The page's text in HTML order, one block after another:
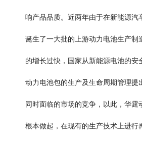
响产品品质。近两年由于在新能源汽
诞生了一大批的上游动力电池生产制
的增长过快，国家从新能源电池的安
动力电池包的生产及生命周期管理提
同时面临的市场的竞争，以此，华霆
根本做起，在现有的生产技术上进行